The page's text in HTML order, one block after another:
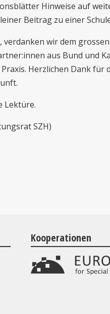
Hinweise auf
Beitrag zu einer
wir dem
aus Bund und
Herzlichen Dank für
Lektüre.
SZH)
Kooperationen